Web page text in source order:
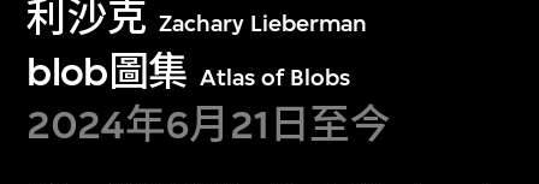
利沙克 Zachary Lieberman
blob圖集 Atlas of Blobs
2024年6月21日至今